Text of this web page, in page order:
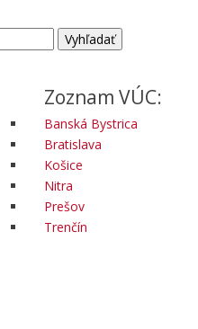
Zoznam VÚC:
Banská Bystrica
Bratislava
Košice
Nitra
Prešov
Trenčín